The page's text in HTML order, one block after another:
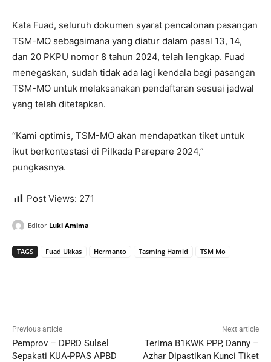
Kata Fuad, seluruh dokumen syarat pencalonan pasangan
TSM-MO sebagaimana yang diatur dalam pasal 13, 14,
dan 20 PKPU nomor 8 tahun 2024, telah lengkap. Fuad
menegaskan, sudah tidak ada lagi kendala bagi pasangan
TSM-MO untuk melaksanakan pendaftaran sesuai jadwal
yang telah ditetapkan.
“Kami optimis, TSM-MO akan mendapatkan tiket untuk
ikut berkontestasi di Pilkada Parepare 2024,”
pungkasnya.
Post Views: 271
Editor Luki Amima
TAGS Fuad Ukkas Hermanto Tasming Hamid TSM Mo
Previous article
Pemprov – DPRD Sulsel
Sepakati KUA-PPAS APBD
Next article
Terima B1KWK PPP, Danny –
Azhar Dipastikan Kunci Tiket